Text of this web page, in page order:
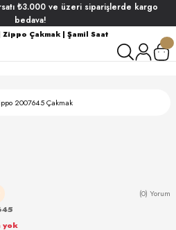
₺3.000 ve üzeri siparişlerde kargo
bedava!
2007645 Çakmak
(0) Yorum
yok